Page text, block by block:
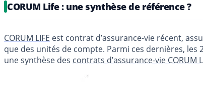
CORUM Life : une synthèse de référence ?
CORUM LIFE est contrat d’assurance-vie récent,
que des unités de compte. Parmi ces dernières, les
une synthèse des contrats d’assurance-vie CORUM